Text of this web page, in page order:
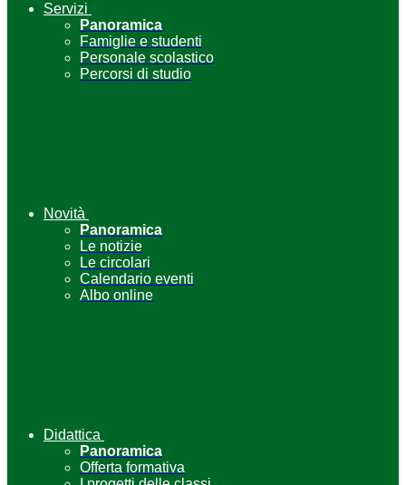
Servizi
Panoramica
Famiglie e studenti
Personale scolastico
Percorsi di studio
Novità
Panoramica
Le notizie
Le circolari
Calendario eventi
Albo online
Didattica
Panoramica
Offerta formativa